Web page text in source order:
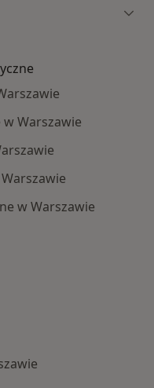
Warszawie
w Warszawie